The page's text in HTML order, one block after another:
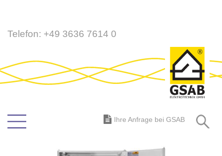
Direkt
Telefon: +49 3636 7614 0
Ihre Anfrage bei GSAB